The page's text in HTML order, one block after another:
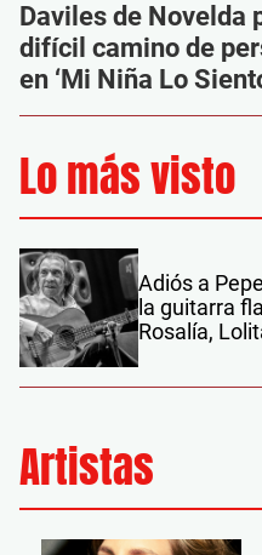
Daviles de Novelda
difícil camino de
en ‘Mi Niña Lo
Lo más visto
Adiós a
la guitarra
Rosalía,
Artistas